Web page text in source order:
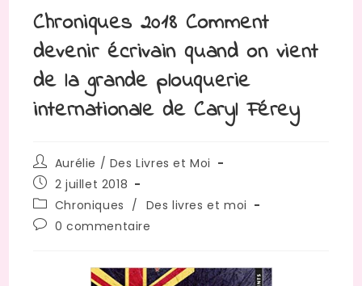
Chroniques 2018 Comment
devenir écrivain quand on vient
de la grande plouquerie
internationale de Caryl Férey
Auteur/autrice
de
la
publication :
Aurélie / Des Livres et Moi
Publication
publiée :
2 juillet 2018
Post
category:
Chroniques / Des livres et moi
Commentaires
publication :
0 commentaire